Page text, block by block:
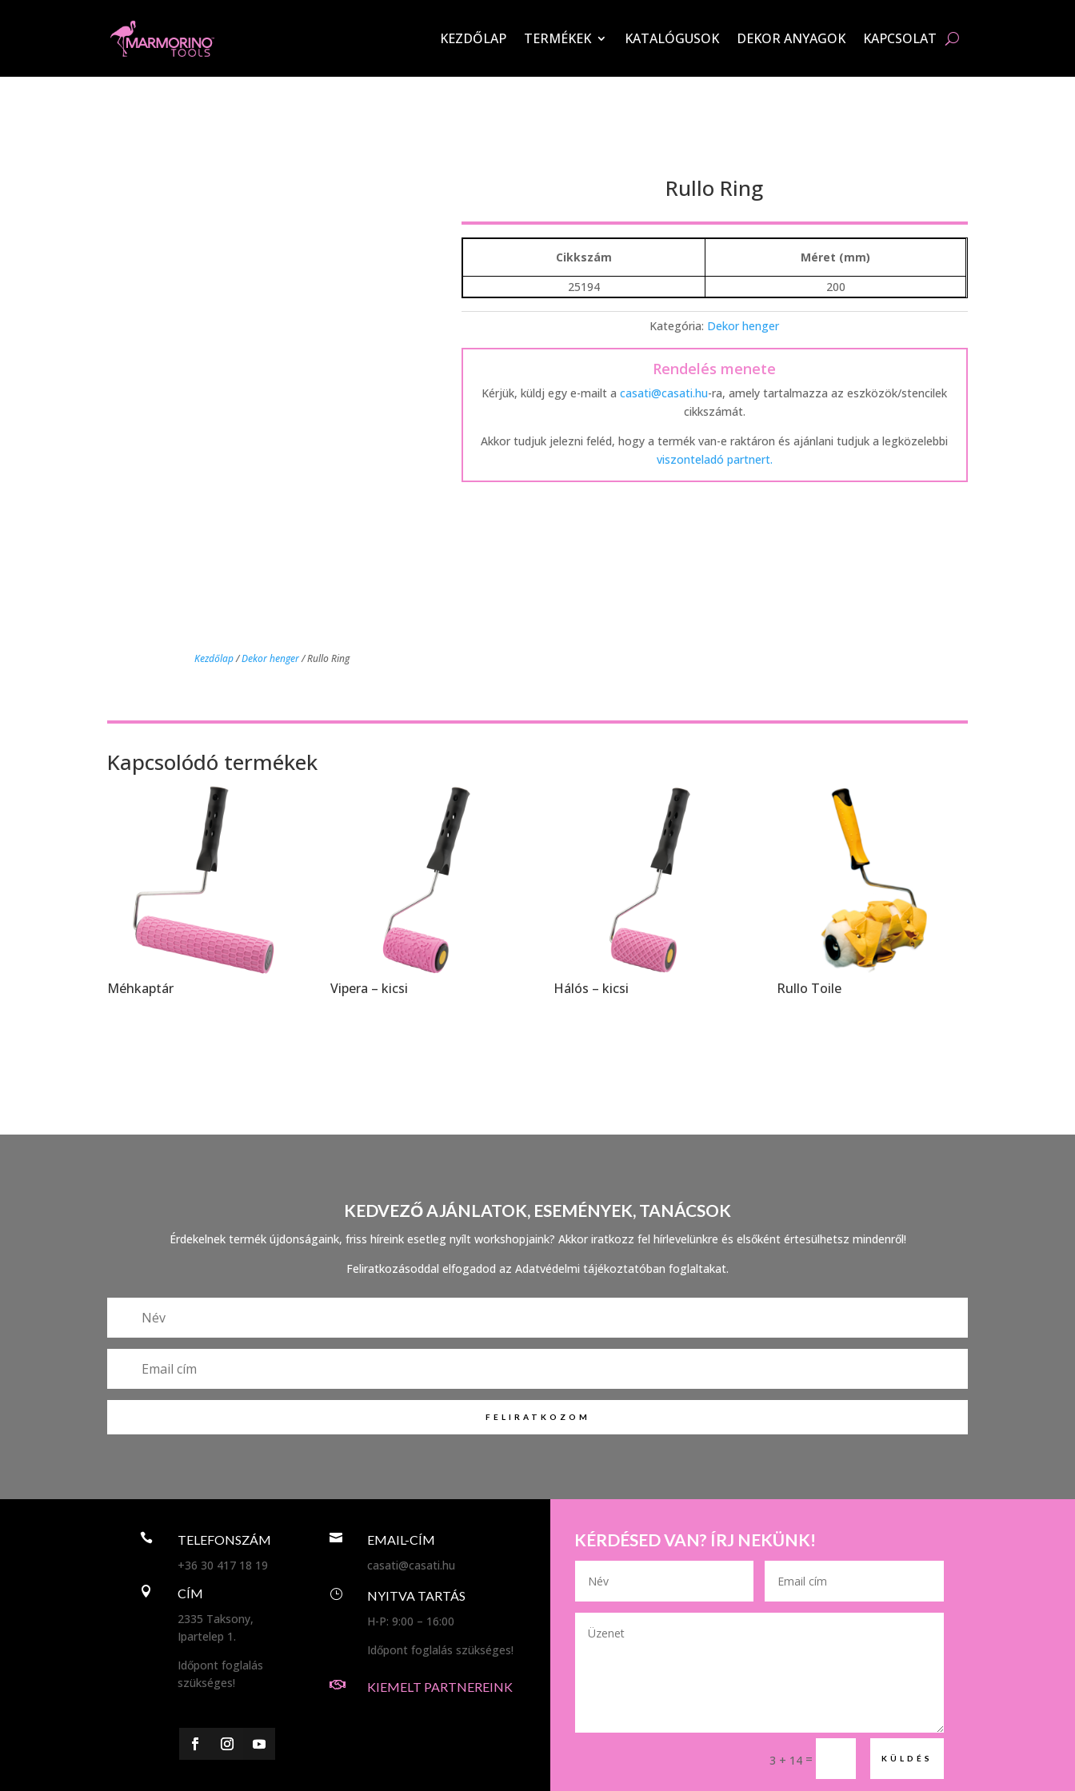
KEZDŐLAP TERMÉKEK KATALÓGUSOK DEKOR ANYAGOK KAPCSOLAT
Kezdőlap/Dekor henger/ Rullo Ring
Rullo Ring
Cikkszám
Méret (mm)
25194
200
Kategória: Dekor henger
Rendelés menete
Kérjük, küldj egy e-mailt acasati@casati.hu-ra, amely tartalmazza az eszközök/stencilek
cikkszámát.
Akkor tudjuk jelezni feléd, hogy a termék van-e raktáron és ajánlani tudjuk a legközelebbi
viszonteladó partnert.
Kapcsolódó termékek
Méhkaptár Vipera – kicsi Hálós – kicsi Rullo Toile
KEDVEZŐ AJÁNLATOK, ESEMÉNYEK, TANÁCSOK
Érdekelnek termék újdonságaink, friss híreink esetleg nyílt workshopjaink? Akkor iratkozz fel hírlevelünkre és elsőként értesülhetsz mindenről!
Feliratkozásoddal elfogadod az Adatvédelmi tájékoztatóban foglaltakat.
FELIRATKOZOM

TELEFONSZÁM
+36 30 417 18 19

CÍM
2335 Taksony,
Ipartelep 1.
Időpont foglalás
szükséges!

EMAIL-CÍM
casati@casati.hu
}
NYITVA TARTÁS
H-P: 9:00 – 16:00
Időpont foglalás szükséges!
 KIEMELT PARTNEREINK
KÉRDÉSED VAN? ÍRJ NEKÜNK!
3 + 14= KÜLDÉS